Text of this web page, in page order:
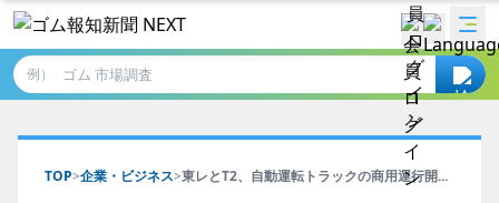
例）
TOP>企業・ビジネス>東レとT2、自動運転トラックの商用運行開...